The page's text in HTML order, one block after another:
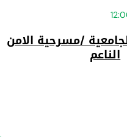
/مسرحية الامن
الناعم